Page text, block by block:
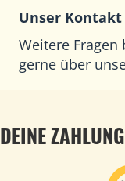
Unser Kontakt
Weitere
gerne über
DEINE